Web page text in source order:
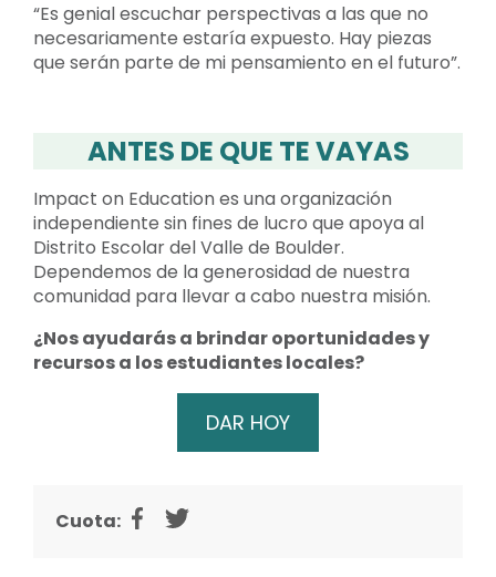
“Es genial escuchar perspectivas a las que no
necesariamente estaría expuesto. Hay piezas
que serán parte de mi pensamiento en el futuro”.
ANTES DE QUE TE VAYAS
Impact on Education es una organización
independiente sin fines de lucro que apoya al
Distrito Escolar del Valle de Boulder.
Dependemos de la generosidad de nuestra
comunidad para llevar a cabo nuestra misión.
¿Nos ayudarás a brindar oportunidades y
recursos a los estudiantes locales?
DAR HOY
Cuota: